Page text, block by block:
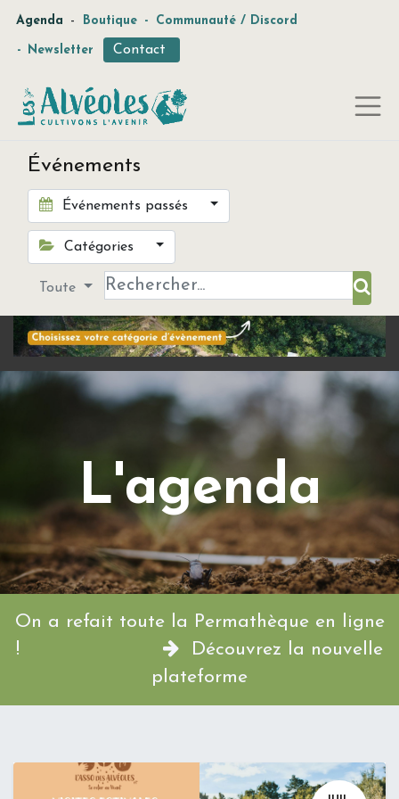
Agenda - Boutique - Communauté / Discord
- Newsletter Contact
Événements
Événements passés
Catégories
Toute
L'agenda
On a refait toute la Permathèque en ligne
!
Découvrez la nouvelle
plateforme